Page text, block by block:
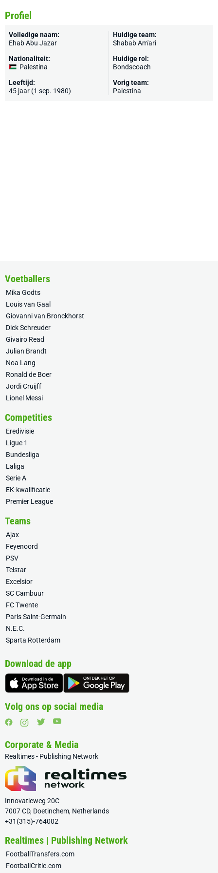
Profiel
Volledige naam:
Ehab Abu Jazar
Nationaliteit:
Palestina
Leeftijd:
45 jaar (1 sep. 1980)
Huidige team:
Shabab Am'ari
Huidige rol:
Bondscoach
Vorig team:
Palestina
Voetballers
Mika Godts
Louis van Gaal
Giovanni van Bronckhorst
Dick Schreuder
Givairo Read
Julian Brandt
Noa Lang
Ronald de Boer
Jordi Cruijff
Lionel Messi
Competities
Eredivisie
Ligue 1
Bundesliga
Laliga
Serie A
EK-kwalificatie
Premier League
Teams
Ajax
Feyenoord
PSV
Telstar
Excelsior
SC Cambuur
FC Twente
Paris Saint-Germain
N.E.C.
Sparta Rotterdam
Download de app
Volg ons op social media
Corporate & Media
Realtimes - Publishing Network
Innovatieweg 20C
7007 CD, Doetinchem, Netherlands
+31(315)-764002
Realtimes | Publishing Network
FootballTransfers.com
FootballCritic.com